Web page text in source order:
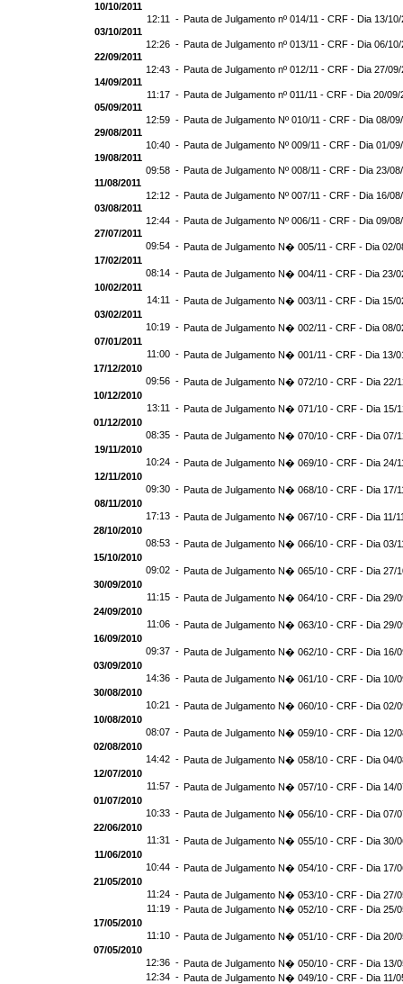
10/10/2011
12:11 - Pauta de Julgamento nº 014/11 - CRF - Dia 13/10/
03/10/2011
12:26 - Pauta de Julgamento nº 013/11 - CRF - Dia 06/10/
22/09/2011
12:43 - Pauta de Julgamento nº 012/11 - CRF - Dia 27/09/
14/09/2011
11:17 - Pauta de Julgamento nº 011/11 - CRF - Dia 20/09/
05/09/2011
12:59 - Pauta de Julgamento Nº 010/11 - CRF - Dia 08/
29/08/2011
10:40 - Pauta de Julgamento Nº 009/11 - CRF - Dia 01/
19/08/2011
09:58 - Pauta de Julgamento Nº 008/11 - CRF - Dia 23/
11/08/2011
12:12 - Pauta de Julgamento Nº 007/11 - CRF - Dia 16/
03/08/2011
12:44 - Pauta de Julgamento Nº 006/11 - CRF - Dia 09/
27/07/2011
09:54 - Pauta de Julgamento N� 005/11 - CRF - Dia 02/
17/02/2011
08:14 - Pauta de Julgamento N� 004/11 - CRF - Dia 23/
10/02/2011
14:11 - Pauta de Julgamento N� 003/11 - CRF - Dia 15/
03/02/2011
10:19 - Pauta de Julgamento N� 002/11 - CRF - Dia 08/
07/01/2011
11:00 - Pauta de Julgamento N� 001/11 - CRF - Dia 13/
17/12/2010
09:56 - Pauta de Julgamento N� 072/10 - CRF - Dia 22/
10/12/2010
13:11 - Pauta de Julgamento N� 071/10 - CRF - Dia 15/
01/12/2010
08:35 - Pauta de Julgamento N� 070/10 - CRF - Dia 07/
19/11/2010
10:24 - Pauta de Julgamento N� 069/10 - CRF - Dia 24/
12/11/2010
09:30 - Pauta de Julgamento N� 068/10 - CRF - Dia 17/
08/11/2010
17:13 - Pauta de Julgamento N� 067/10 - CRF - Dia 11/
28/10/2010
08:53 - Pauta de Julgamento N� 066/10 - CRF - Dia 03/
15/10/2010
09:02 - Pauta de Julgamento N� 065/10 - CRF - Dia 27/
30/09/2010
11:15 - Pauta de Julgamento N� 064/10 - CRF - Dia 29/
24/09/2010
11:06 - Pauta de Julgamento N� 063/10 - CRF - Dia 29/
16/09/2010
09:37 - Pauta de Julgamento N� 062/10 - CRF - Dia 16/
03/09/2010
14:36 - Pauta de Julgamento N� 061/10 - CRF - Dia 10/
30/08/2010
10:21 - Pauta de Julgamento N� 060/10 - CRF - Dia 02/
10/08/2010
08:07 - Pauta de Julgamento N� 059/10 - CRF - Dia 12/
02/08/2010
14:42 - Pauta de Julgamento N� 058/10 - CRF - Dia 04/
12/07/2010
11:57 - Pauta de Julgamento N� 057/10 - CRF - Dia 14/
01/07/2010
10:33 - Pauta de Julgamento N� 056/10 - CRF - Dia 07/
22/06/2010
11:31 - Pauta de Julgamento N� 055/10 - CRF - Dia 30/
11/06/2010
10:44 - Pauta de Julgamento N� 054/10 - CRF - Dia 17/
21/05/2010
11:24 - Pauta de Julgamento N� 053/10 - CRF - Dia 27/
11:19 - Pauta de Julgamento N� 052/10 - CRF - Dia 25/
17/05/2010
11:10 - Pauta de Julgamento N� 051/10 - CRF - Dia 20/
07/05/2010
12:36 - Pauta de Julgamento N� 050/10 - CRF - Dia 13/
12:34 - Pauta de Julgamento N� 049/10 - CRF - Dia 11/